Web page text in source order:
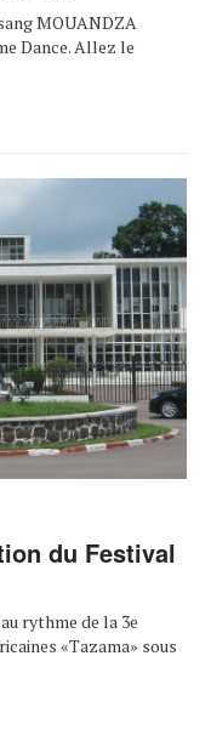
MOUANDZA
Dance. Allez le
du Festival
rythme de la 3e
«Tazama» sous